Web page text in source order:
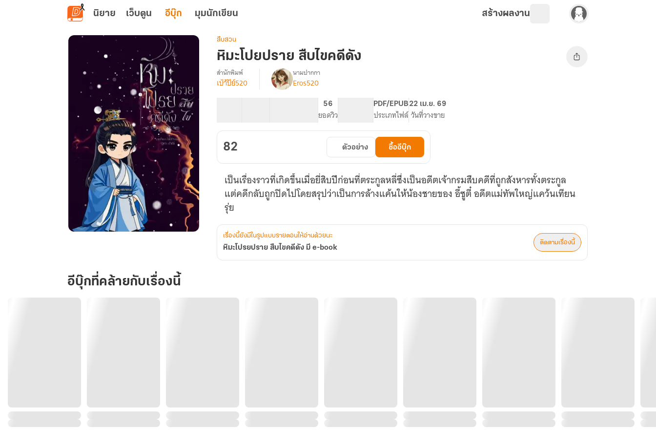
ข้ามไปยังเนื้อหาหลัก
นิยาย เว็บตูน อีบุ๊ก มุมนักเขียน สร้างผลงาน
สืบ
ไข
คดี
สืบสวน
หิมะโปยปราย สืบไขคดีดัง
เรื่อง
โปรยปราย
คดี
ดัง
e-
สำนักพิมพ์
เป่า้ป้ย์520
นามปากกา
Eros520
56
ยอดวิว
PDF/EPUB
ประเภทไฟล์
22 เม.ย. 69
วันที่วางขาย
82 ตัวอย่าง ซื้ออีบุ๊ก
เป็นเรื่องราวที่เกิดขึ้นเมื่อยี่สิบปีก่อนที่ตระกูลหลี่ซึ่งเป็นอดีตเจ้ากรมสืบคดีที่ถูกสังหารทั้งตระกูล
แต่คดีกลับถูกปิดไปโดยสรุปว่าเป็นการล้างแค้นให้น้องชายของ อี้ซูตี๋ อดีตแม่ทัพใหญ่แคว้นเทียน
รุ่ย
เรื่องนี้ยังมีในรูปแบบรายตอนให้อ่านด้วยนะ
หิมะโปรยปราย สืบไขคดีดัง มี e-book
ติดตามเรื่องนี้
อีบุ๊กที่คล้ายกับเรื่องนี้